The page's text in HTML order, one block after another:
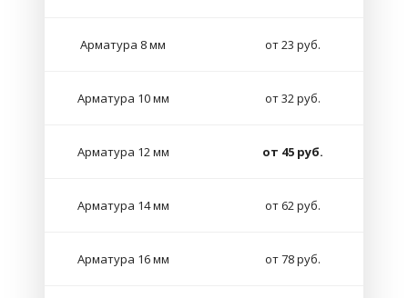
Арматура 8 мм от 23 руб.
Арматура 10 мм от 32 руб.
Арматура 12 мм от 45 руб.
Арматура 14 мм от 62 руб.
Арматура 16 мм от 78 руб.